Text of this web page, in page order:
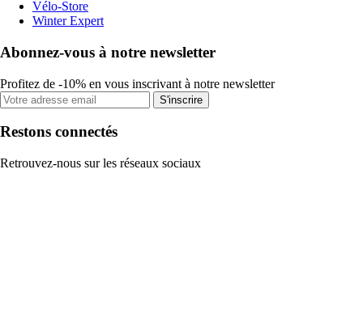
Vélo-Store
Winter Expert
Abonnez-vous à notre newsletter
Profitez de -10% en vous inscrivant à notre newsletter
S'inscrire
Restons connectés
Retrouvez-nous sur les réseaux sociaux